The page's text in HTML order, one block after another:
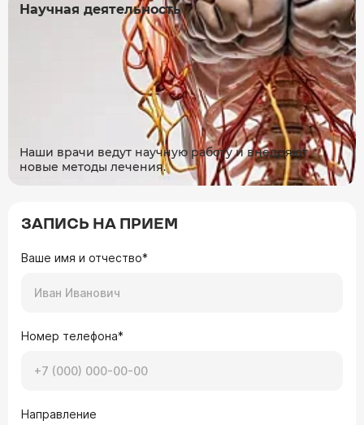
Научная деятельность
Наши врачи ведут научную работу и внедряют
новые методы лечения.
ЗАПИСЬ НА ПРИЕМ
Ваше имя и отчество*
Номер телефона*
Направление